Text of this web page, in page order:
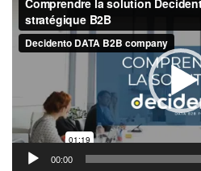
vidéo
00:00